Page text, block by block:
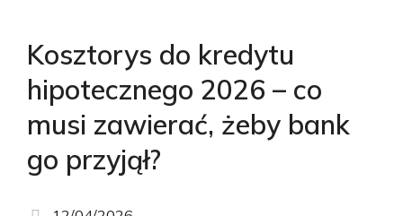
Kosztorys do kredytu
hipotecznego 2026 – co
musi zawierać, żeby bank
go przyjął?